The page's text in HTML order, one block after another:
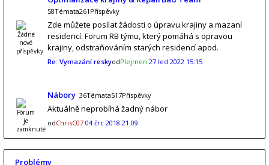
58Témata261Příspěvky
Zde můžete posílat žádosti o úpravu krajiny a mazaní
residencí. Forum RB týmu, který pomáhá s opravou
krajiny, odstraňováním starých residencí apod.
Re: Vymazání reskyodPlejmen 27 led 2022 15:15
Nábory 36Témata517Příspěvky
Aktuálně neprobíhá žadný nábor
odChrisC07 04 črc 2018 21:09
Problémy